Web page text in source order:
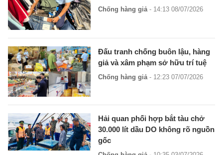
Chống hàng giả- 14:13 08/07/2026
Đấu tranh chống buôn lậu, hàng
giả và xâm phạm sở hữu trí tuệ
Chống hàng giả - 12:23 07/07/2026
Hải quan phối hợp bắt tàu chở
30.000 lít dầu DO không rõ nguồn
gốc